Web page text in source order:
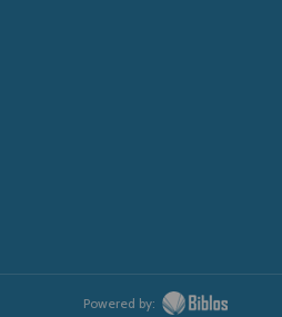
Powered by: